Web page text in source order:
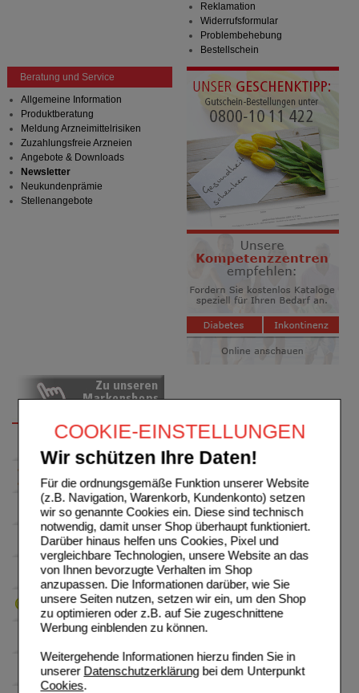
COOKIE-EINSTELLUNGEN
Wir schützen Ihre Daten!
Für die ordnungsgemäße Funktion unserer Website
(z.B. Navigation, Warenkorb, Kundenkonto) setzen
wir so genannte Cookies ein. Diese sind technisch
notwendig, damit unser Shop überhaupt funktioniert.
Darüber hinaus helfen uns Cookies, Pixel und
vergleichbare Technologien, unsere Website an das
von Ihnen bevorzugte Verhalten im Shop
anzupassen. Die Informationen darüber, wie Sie
unsere Seiten nutzen, setzen wir ein, um den Shop
zu optimieren oder z.B. auf Sie zugeschnittene
Werbung einblenden zu können.
Weitergehende Informationen hierzu finden Sie in
unserer Datenschutzerklärungbei dem Unterpunkt
Cookies.
Reklamation
Widerrufsformular
Problembehebung
Bestellschein
Beratung und Service
Allgemeine Information
Produktberatung
Meldung Arzneimittelrisiken
Zuzahlungsfreie Arzneien
Angebote & Downloads
Newsletter
Neukundenprämie
Stellenangebote